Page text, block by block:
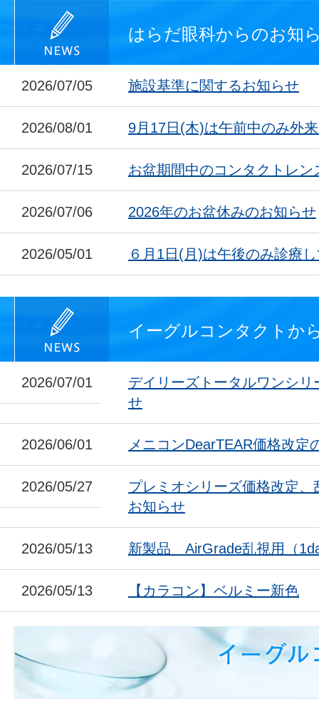
はらだ眼科からのお知
2026/07/05 施設基準に関するお知らせ
2026/08/01 9月17日(木)は午前中のみ外
2026/07/15 お盆期間中のコンタクトレン
2026/07/06 2026年のお盆休みのお知らせ
2026/05/01 ６月1日(月)は午後のみ診療
イーグルコンタクトか
2026/07/01
デイリーズトータルワンシ
せ
2026/06/01 メニコンDearTEAR価格改定
2026/05/27
プレミオシリーズ価格改定
お知らせ
2026/05/13 新製品 AirGrade乱視用（
2026/05/13 【カラコン】ベルミー新色